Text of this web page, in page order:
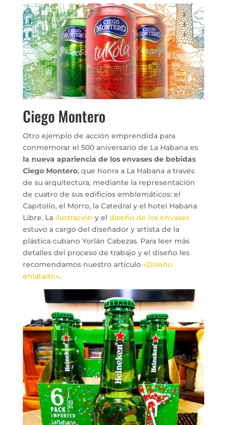
Ciego Montero
Otro ejemplo de acción emprendida para
conmemorar el 500 aniversario de La Habana es
la nueva apariencia de los envases de bebidas
Ciego Montero, que honra a La Habana a través
de su arquitectura, mediante la representación
de cuatro de sus edificios emblemáticos: el
Capitolio, el Morro, la Catedral y el hotel Habana
Libre. La ilustración y el diseño de los envases
estuvo a cargo del diseñador y artista de la
plástica cubano Yorlán Cabezas. Para leer más
detalles del proceso de trabajo y el diseño les
recomendamos nuestro artículo «Diseño
enlatado».